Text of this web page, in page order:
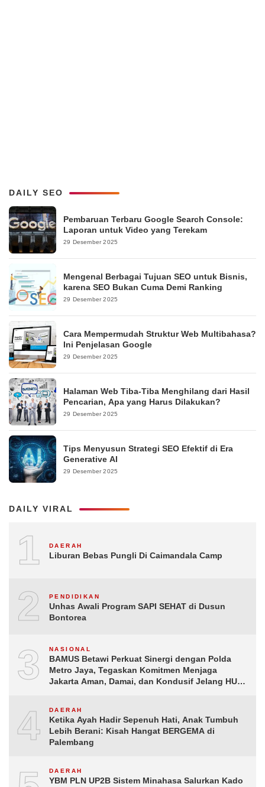
DAILY SEO
Pembaruan Terbaru Google Search Console:
Laporan untuk Video yang Terekam
29 Desember 2025
Mengenal Berbagai Tujuan SEO untuk Bisnis,
karena SEO Bukan Cuma Demi Ranking
29 Desember 2025
Cara Mempermudah Struktur Web Multibahasa?
Ini Penjelasan Google
29 Desember 2025
Halaman Web Tiba-Tiba Menghilang dari Hasil
Pencarian, Apa yang Harus Dilakukan?
29 Desember 2025
Tips Menyusun Strategi SEO Efektif di Era
Generative AI
29 Desember 2025
DAILY VIRAL
1 DAERAH
Liburan Bebas Pungli Di Caimandala Camp
2 PENDIDIKAN
Unhas Awali Program SAPI SEHAT di Dusun
Bontorea
3 NASIONAL
BAMUS Betawi Perkuat Sinergi dengan Polda
Metro Jaya, Tegaskan Komitmen Menjaga
Jakarta Aman, Damai, dan Kondusif Jelang HUT
4 DAERAH
Ketika Ayah Hadir Sepenuh Hati, Anak Tumbuh
Lebih Berani: Kisah Hangat BERGEMA di
Palembang
DAERAH
YBM PLN UP2B Sistem Minahasa Salurkan Kado